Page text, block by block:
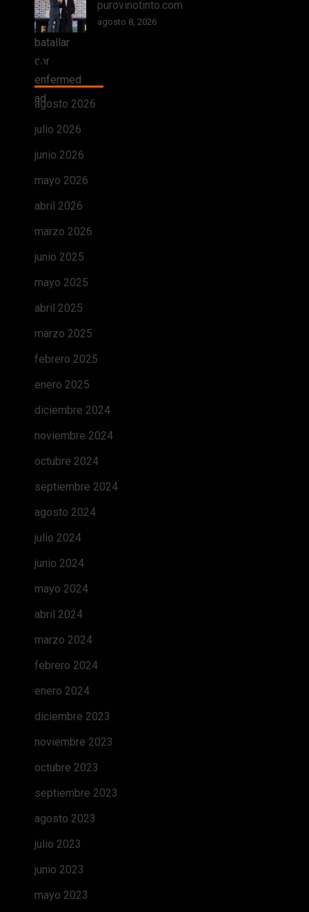
purovinotinto.com
agosto 8, 2026
ARCHIVO
agosto 2026
julio 2026
junio 2026
mayo 2026
abril 2026
marzo 2026
junio 2025
mayo 2025
abril 2025
marzo 2025
febrero 2025
enero 2025
diciembre 2024
noviembre 2024
octubre 2024
septiembre 2024
agosto 2024
julio 2024
junio 2024
mayo 2024
abril 2024
marzo 2024
febrero 2024
enero 2024
diciembre 2023
noviembre 2023
octubre 2023
septiembre 2023
agosto 2023
julio 2023
junio 2023
mayo 2023